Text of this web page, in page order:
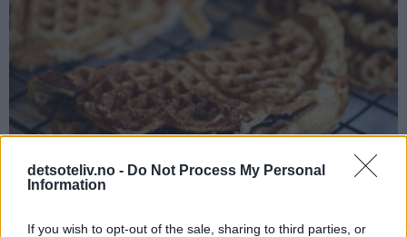
detsoteliv.no - Do Not Process My Personal
Information
If you wish to opt-out of the sale, sharing to third parties, or